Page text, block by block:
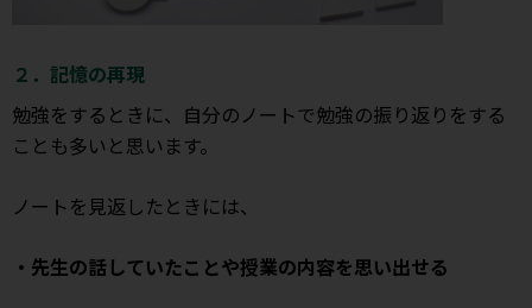
２．記憶の再現
勉強をするときに、自分のノートで勉強の振り返りをする
ことも多いと思います。
ノートを見返したときには、
・先生の話していたことや授業の内容を思い出せる